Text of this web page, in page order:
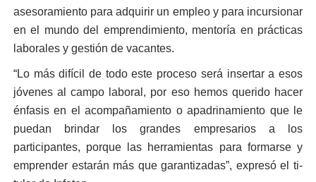
asesoramiento para adqui­rir un empleo y para incur­sionar
en el mundo del em­prendimiento, mentoría en prácticas
laborales y gestión de vacantes.
“Lo más difícil de todo es­te proceso será insertar a esos
jóvenes al campo labo­ral, por eso hemos querido hacer
énfasis en el acompa­ñamiento o apadrinamien­to que le
puedan brindar los grandes empresarios a los
participantes, porque las he­rramientas para formarse y
emprender estarán más que garantizadas”, expresó el ti­